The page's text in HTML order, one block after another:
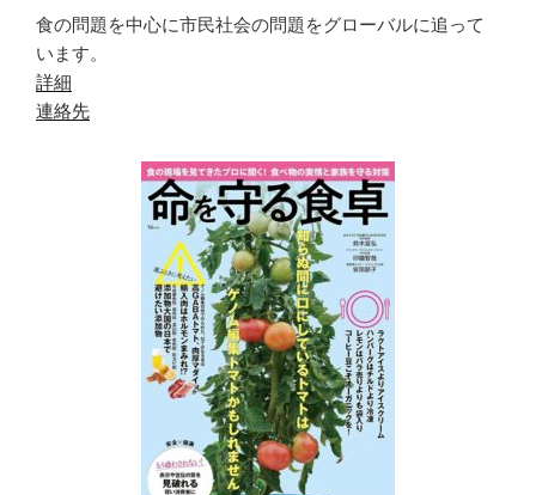
食の問題を中心に市民社会の問題をグローバルに追って
います。
詳細
連絡先